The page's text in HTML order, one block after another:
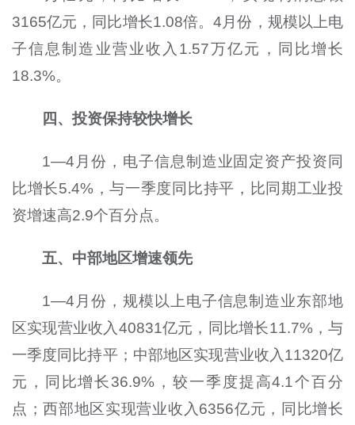
3165亿元，同比增长1.08倍。4月份，规模以上电
子信息制造业营业收入1.57万亿元，同比增长
18.3%。
四、投资保持较快增长
1—4月份，电子信息制造业固定资产投资同
比增长5.4%，与一季度同比持平，比同期工业投
资增速高2.9个百分点。
五、中部地区增速领先
1—4月份，规模以上电子信息制造业东部地
区实现营业收入40831亿元，同比增长11.7%，与
一季度同比持平；中部地区实现营业收入11320亿
元，同比增长36.9%，较一季度提高4.1个百分
点；西部地区实现营业收入6356亿元，同比增长